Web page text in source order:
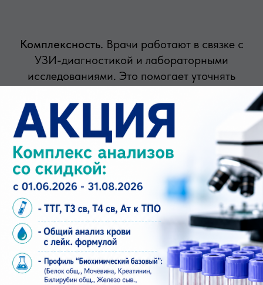
Комплексность. Врачи работают в связке с
УЗИ-диагностикой и лабораторными
исследованиями. Это помогает уточнять
Тактичность.Прием проходит деликатно и
без спешки. Врач объясняет каждый этап и
отвечает на вопросы.
Доступность по времени.Центр работает и в